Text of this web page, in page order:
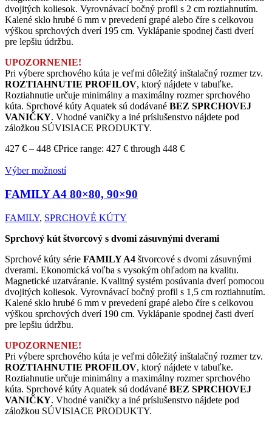
dvojitých koliesok. Vyrovnávací bočný profil s 2 cm roztiahnutím.
Kalené sklo hrubé 6 mm v prevedení grapé alebo číre s celkovou
výškou sprchových dverí 195 cm. Vyklápanie spodnej časti dverí
pre lepšiu údržbu.
UPOZORNENIE!
Pri výbere sprchového kúta je veľmi dôležitý inštalačný rozmer tzv.
ROZTIAHNUTIE PROFILOV, ktorý nájdete v tabuľke.
Roztiahnutie určuje minimálny a maximálny rozmer sprchového
kúta. Sprchové kúty Aquatek sú dodávané BEZ SPRCHOVEJ
VANIČKY. Vhodné vaničky a iné príslušenstvo nájdete pod
záložkou SÚVISIACE PRODUKTY.
427 € – 448 €Price range: 427 € through 448 €
Výber možností
FAMILY A4 80×80, 90×90
FAMILY, SPRCHOVÉ KÚTY
Sprchový kút štvorcový s dvomi zásuvnými dverami
Sprchové kúty série FAMILY A4 štvorcové s dvomi zásuvnými
dverami. Ekonomická voľba s vysokým ohľadom na kvalitu.
Magnetické uzatváranie. Kvalitný systém posúvania dverí pomocou
dvojitých koliesok. Vyrovnávací bočný profil s 1,5 cm roztiahnutím.
Kalené sklo hrubé 6 mm v prevedení grapé alebo číre s celkovou
výškou sprchových dverí 190 cm. Vyklápanie spodnej časti dverí
pre lepšiu údržbu.
UPOZORNENIE!
Pri výbere sprchového kúta je veľmi dôležitý inštalačný rozmer tzv.
ROZTIAHNUTIE PROFILOV, ktorý nájdete v tabuľke.
Roztiahnutie určuje minimálny a maximálny rozmer sprchového
kúta. Sprchové kúty Aquatek sú dodávané BEZ SPRCHOVEJ
VANIČKY. Vhodné vaničky a iné príslušenstvo nájdete pod
záložkou SÚVISIACE PRODUKTY.